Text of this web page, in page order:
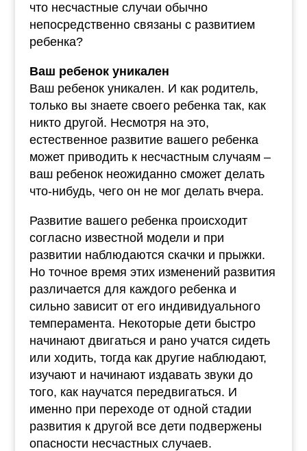
что несчастные случаи обычно
непосредственно связаны с развитием
ребенка?
Ваш ребенок уникален
Ваш ребенок уникален. И как родитель,
только вы знаете своего ребенка так, как
никто другой. Несмотря на это,
естественное развитие вашего ребенка
может приводить к несчастным случаям –
ваш ребенок неожиданно сможет делать
что-нибудь, чего он не мог делать вчера.
Развитие вашего ребенка происходит
согласно известной модели и при
развитии наблюдаются скачки и прыжки.
Но точное время этих изменений развития
различается для каждого ребенка и
сильно зависит от его индивидуального
темперамента. Некоторые дети быстро
начинают двигаться и рано учатся сидеть
или ходить, тогда как другие наблюдают,
изучают и начинают издавать звуки до
того, как научатся передвигаться. И
именно при переходе от одной стадии
развития к другой все дети подвержены
опасности несчастных случаев.